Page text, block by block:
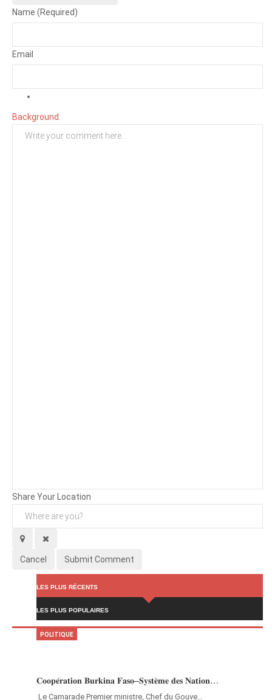
Name (Required)
Email
Background
Share Your Location
Cancel Submit Comment
LES PLUS RÉCENTS
LES PLUS POPULAIRES
𝐂𝐨𝐨𝐩𝐞́𝐫𝐚𝐭𝐢𝐨𝐧 𝐁𝐮𝐫𝐤𝐢𝐧𝐚 𝐅𝐚𝐬𝐨–𝐒𝐲𝐬𝐭𝐞̀𝐦𝐞 𝐝𝐞𝐬 𝐍𝐚𝐭𝐢𝐨𝐧…
‎Le Camarade Premier ministre, Chef du Gouve…
POLITIQUE